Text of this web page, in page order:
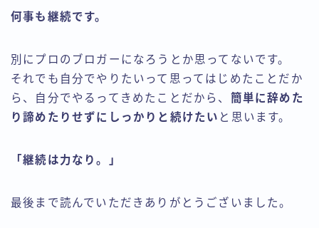
何事も継続です。
別にプロのブロガーになろうとか思ってないです。
それでも自分でやりたいって思ってはじめたことだか
ら、自分でやるってきめたことだから、 簡単に辞めた
り諦めたりせずにしっかりと続けたい と思います。
「継続は力なり。」
最後まで読んでいただきありがとうございました。